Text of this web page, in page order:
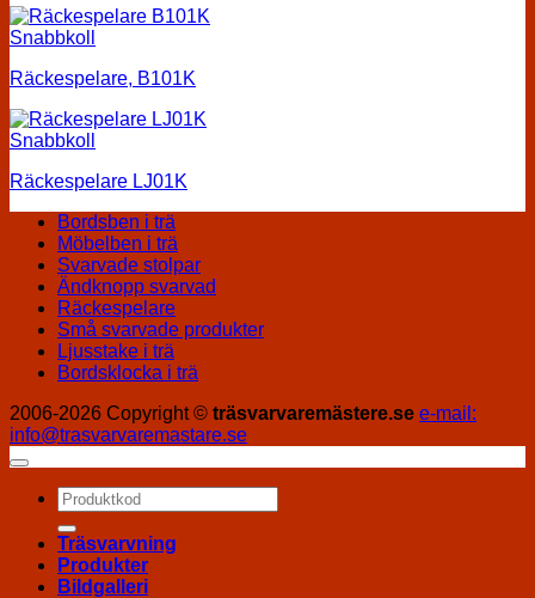
Snabbkoll
Räckespelare, B101K
Snabbkoll
Räckespelare LJ01K
Bordsben i trä
Möbelben i trä
Svarvade stolpar
Ändknopp svarvad
Räckespelare
Små svarvade produkter
Ljusstake i trä
Bordsklocka i trä
2006-2026 Copyright © träsvarvaremästere.se e-mail:
info@trasvarvaremastare.se
Sök
efter:
Träsvarvning
Produkter
Bildgalleri